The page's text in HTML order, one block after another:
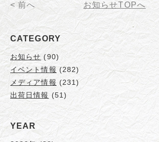
< 前へ お知らせTOPへ
CATEGORY
お知らせ (90)
イベント情報 (282)
メディア情報 (231)
出荷日情報 (51)
YEAR